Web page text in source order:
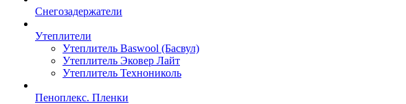
Снегозадержатели
Утеплители
Утеплитель Baswool (Басвул)
Утеплитель Эковер Лайт
Утеплитель Технониколь
Пеноплекс. Пленки